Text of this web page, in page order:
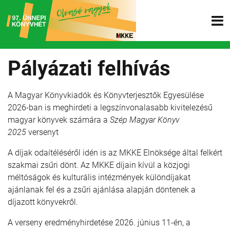
Pályázati felhívás
A Magyar Könyvkiadók és Könyvterjesztők Egyesülése
2026-ban is meghirdeti a legszínvonalasabb kivitelezésű
magyar könyvek számára a Szép Magyar Könyv
2025 versenyt
A díjak odaítéléséről idén is az MKKE Elnöksége által felkért
szakmai zsűri dönt. Az MKKE díjain kívül a közjogi
méltóságok és kulturális intézmények különdíjakat
ajánlanak fel és a zsűri ajánlása alapján döntenek a
díjazott könyvekről.
A verseny eredményhirdetése 2026. június 11-én, a